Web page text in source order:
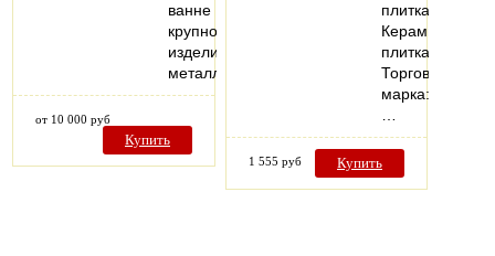
ванне
крупногабаритные
изделия,
металлоконструкции…
от 10 000 руб
Купить
плитка;
Керамическая
плитка
Торговая
марка:
1 555 руб Купить